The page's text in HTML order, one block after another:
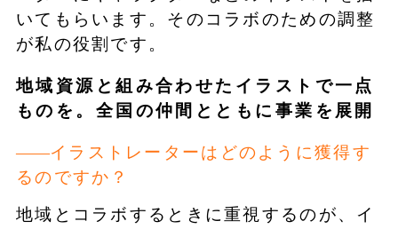
いてもらいます。そのコラボのための調整
が私の役割です。
地域資源と組み合わせたイラストで一点
ものを。全国の仲間とともに事業を展開
イラストレーターはどのように獲得す
るのですか？
地域とコラボするときに重視するのが、イ